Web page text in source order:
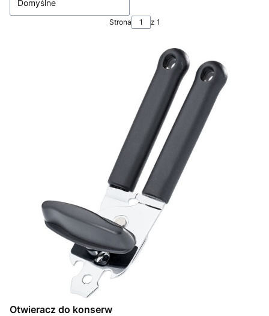
Domyślne
Strona z 1
Otwieracz do konserw